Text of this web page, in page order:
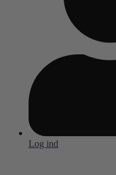
Log ind